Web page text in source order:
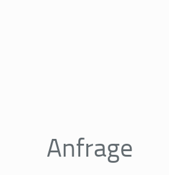
Anfrage